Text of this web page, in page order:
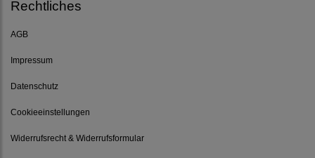
Rechtliches
AGB
Impressum
Datenschutz
Cookieeinstellungen
Widerrufsrecht & Widerrufsformular